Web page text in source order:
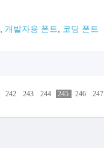
개발자용 폰트 코딩 폰트
242 243 244 245 246 247